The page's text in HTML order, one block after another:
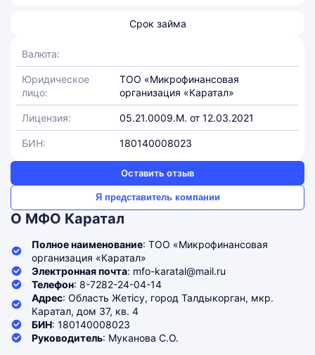
Срок займа
Валюта:
Юридическое
лицо:
ТОО «Микрофинансовая
организация «Каратал»
Лицензия: 05.21.0009.М. от 12.03.2021
БИН: 180140008023
Оставить отзыв
Я представитель компании
О МФО Каратал
Полное наименование: ТОО «Микрофинансовая
организация «Каратал»
Электронная почта: mfo-karatal@mail.ru
Телефон: 8-7282-24-04-14
Адрес: Область Жетісу, город Талдыкорган, мкр.
Каратал, дом 37, кв. 4
БИН: 180140008023
Руководитель: Муканова С.О.